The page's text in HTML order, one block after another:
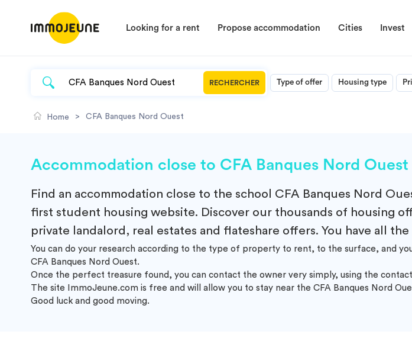
Looking for a rent Propose accommodation Cities Invest
RECHERCHER Type of offer Housing type
Home > CFA Banques Nord Ouest
Accommodation close to CFA Banques Nord
Find an accommodation close to the school CFA Banques Nord
first student housing website. Discover our thousands of housing
private landalord, real estates and flateshare offers. You have all the
You can do your research according to the type of property to rent, to the surface, and
CFA Banques Nord Ouest.
Once the perfect treasure found, you can contact the owner very simply, using the
The site ImmoJeune.com is free and will allow you to stay near the CFA Banques Nord
Good luck and good moving.